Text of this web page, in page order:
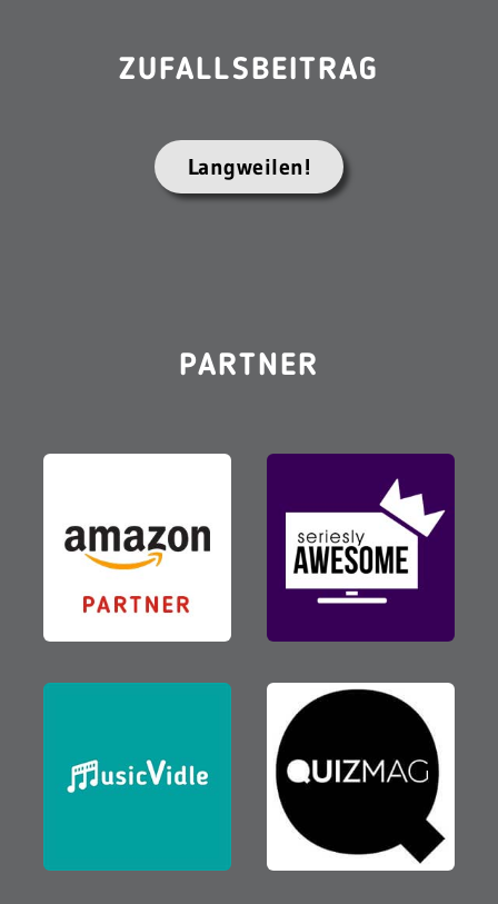
ZUFALLSBEITRAG
Langweilen!
PARTNER